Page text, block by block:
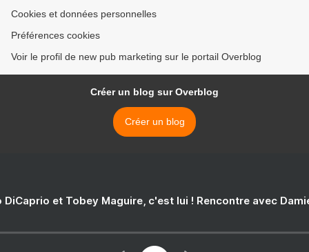
Cookies et données personnelles
Préférences cookies
Voir le profil de new pub marketing sur le portail Overblog
Créer un blog sur Overblog
Créer un blog
DiCaprio et Tobey Maguire, c'est lui ! Rencontre avec